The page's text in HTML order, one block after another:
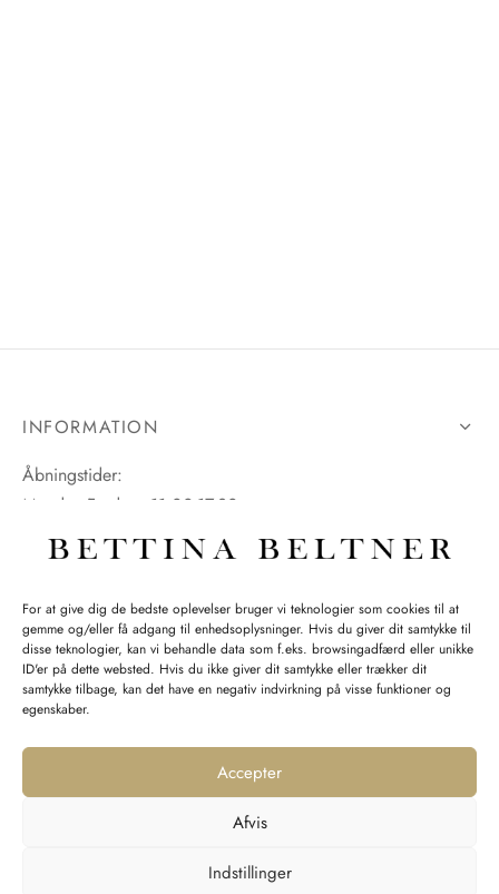
For at give dig de bedste oplevelser bruger vi teknologier som cookies til at
gemme og/eller få adgang til enhedsoplysninger. Hvis du giver dit samtykke til
disse teknologier, kan vi behandle data som f.eks. browsingadfærd eller unikke
ID'er på dette websted. Hvis du ikke giver dit samtykke eller trækker dit
samtykke tilbage, kan det have en negativ indvirkning på visse funktioner og
egenskaber.
Accepter
Afvis
Indstillinger
INFORMATION
Åbningstider:
Mandag-Fredag: 11.00-17.30
Lørdag: 11.00-15.00
SPØRGSMÅL WEBORDRE
BUTIK BETTINA BELTNER
Returnering
Handelsvilkår